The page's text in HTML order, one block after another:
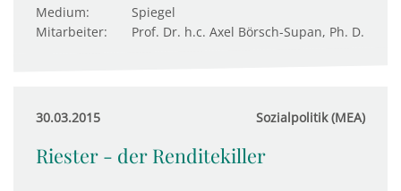
Medium:
Spiegel
Mitarbeiter:
Prof. Dr. h.c. Axel Börsch-Supan, Ph. D.
30.03.2015 Sozialpolitik (MEA)
Riester - der Renditekiller